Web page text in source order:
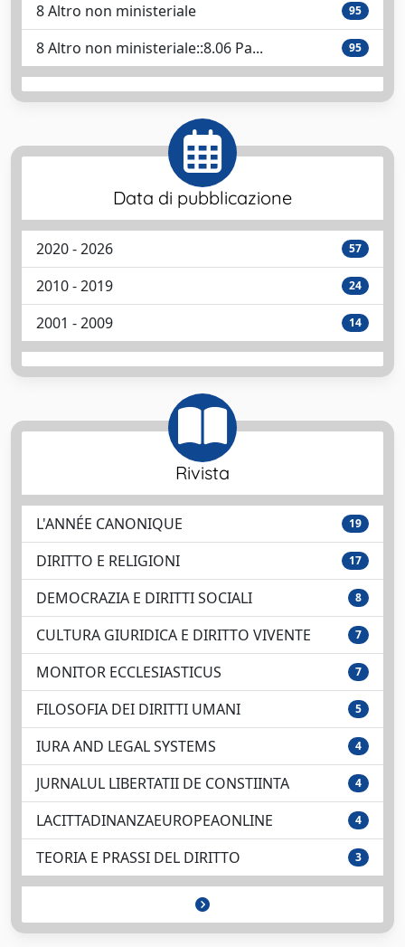
8 Altro non ministeriale 95
8 Altro non ministeriale::8.06 Pa... 95
Data di pubblicazione
2020 - 2026 57
2010 - 2019 24
2001 - 2009 14
Rivista
L'ANNÉE CANONIQUE 19
DIRITTO E RELIGIONI 17
DEMOCRAZIA E DIRITTI SOCIALI 8
CULTURA GIURIDICA E DIRITTO VIVENTE 7
MONITOR ECCLESIASTICUS 7
FILOSOFIA DEI DIRITTI UMANI 5
IURA AND LEGAL SYSTEMS 4
JURNALUL LIBERTATII DE CONSTIINTA 4
LACITTADINANZAEUROPEAONLINE 4
TEORIA E PRASSI DEL DIRITTO 3